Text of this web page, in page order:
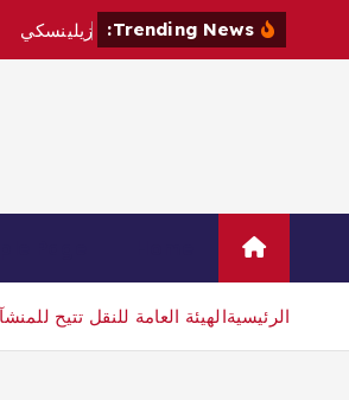
ز يلينسكي
الرئيسيةالهيئة العامة للنقل تتيح